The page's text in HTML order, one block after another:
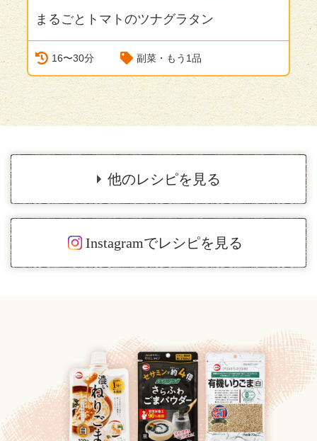
まるごとトマトのツナグラタン
16〜30分 副菜・もう1品
他のレシピを見る
Instagramでレシピを見る